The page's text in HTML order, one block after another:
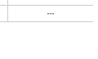
---